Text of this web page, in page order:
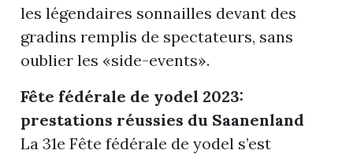
les légendaires sonnailles devant des
gradins remplis de spectateurs, sans
oublier les «side-events».
Fête fédérale de yodel 2023:
prestations réussies du Saanenland
La 31e Fête fédérale de yodel s’est